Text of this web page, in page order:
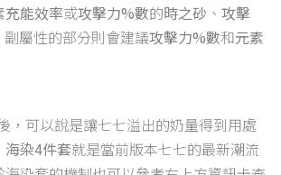
充能效率或攻擊力%數的時之砂 、 攻擊
副屬性的部分則會建議攻擊力%數和元素
，可以說是讓七七溢出的奶量得到用處
海染4件套就是當前版本七七的最新潮流